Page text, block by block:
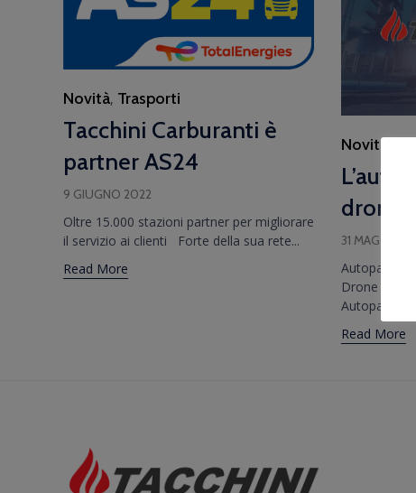
Category
Novità, Trasporti
Tacchini Carburanti è
partner AS24
9 GIUGNO 2022
Oltre 15.000 stazioni partner per migliorare
il servizio ai clienti Forte della sua rete...
Read More
Category
Novità
drone
31 MAGGIO
Autoparco
Drone
Autoparco
Read More